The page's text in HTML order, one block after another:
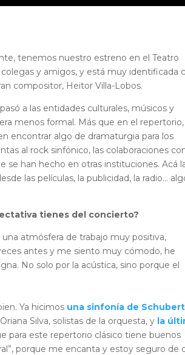
tenemos nuestro estreno en el Teatro
y amigos, y está muy identificada
compositor, Heitor Villa-Lobos.
a las entidades culturales, músicos y
menos formal. Más que en el repertorio,
encontrar algo de dramaturgia para los
al rock sinfónico, las colaboraciones
se han hecho en otras instituciones. Acá
las películas, la publicidad, la radio…
tienes del concierto?
atmósfera de trabajo muy positiva,
antes y me siento muy cómodo, he
No solo por la acústica, sino porque el
Ya hicimos una sinfonía de
Silva, solistas de la orquesta, y la
para este repertorio clásico tiene buenos
porque me encanta y estoy seguro de